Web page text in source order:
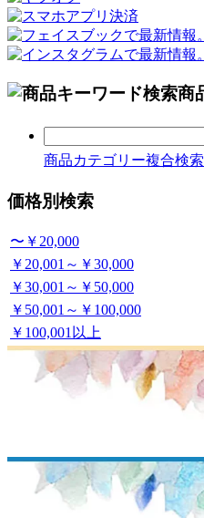
商
商品カテゴリー複合検
価格別検索
〜￥20,000
￥20,001～￥30,000
￥30,001～￥50,000
￥50,001～￥100,000
￥100,001以上